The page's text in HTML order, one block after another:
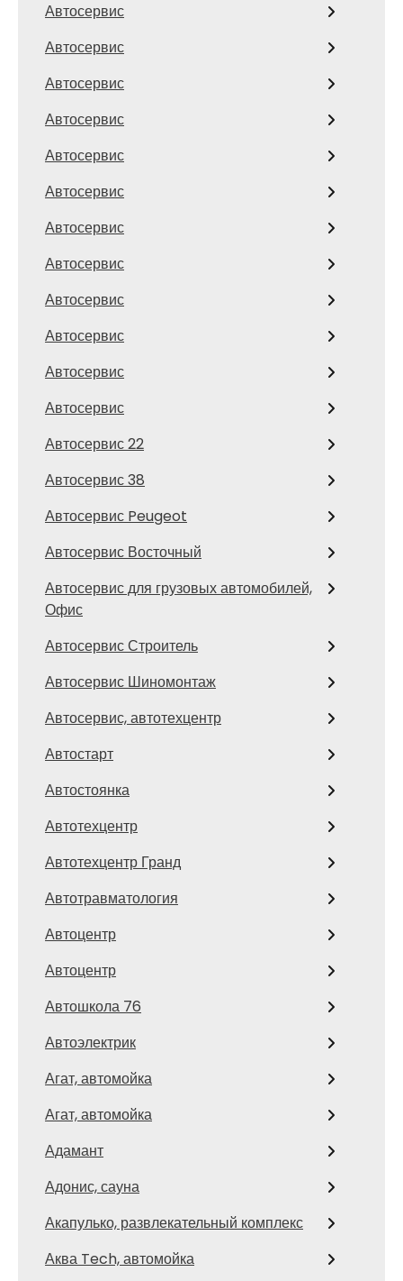
Автосервис
Автосервис
Автосервис
Автосервис
Автосервис
Автосервис
Автосервис
Автосервис
Автосервис
Автосервис
Автосервис
Автосервис
Автосервис 22
Автосервис 38
Автосервис Peugeot
Автосервис Восточный
Автосервис для грузовых автомобилей,
Офис
Автосервис Строитель
Автосервис Шиномонтаж
Автосервис, автотехцентр
Автостарт
Автостоянка
Автотехцентр
Автотехцентр Гранд
Автотравматология
Автоцентр
Автоцентр
Автошкола 76
Автоэлектрик
Агат, автомойка
Агат, автомойка
Адамант
Адонис, сауна
Акапулько, развлекательный комплекс
Аква Tech, автомойка